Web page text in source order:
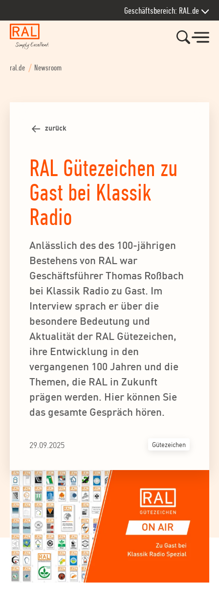
Geschäftsbereich: RAL.de
ral.de Newsroom
zurück
RAL Gütezeichen zu
Gast bei Klassik
Radio
Anlässlich des des 100-jährigen
Bestehens von RAL war
Geschäftsführer Thomas Roßbach
bei Klassik Radio zu Gast. Im
Interview sprach er über die
besondere Bedeutung und
Aktualität der RAL Gütezeichen,
ihre Entwicklung in den
vergangenen 100 Jahren und die
Themen, die RAL in Zukunft
prägen werden. Hier können Sie
das gesamte Gespräch hören.
29.09.2025 Gütezeichen